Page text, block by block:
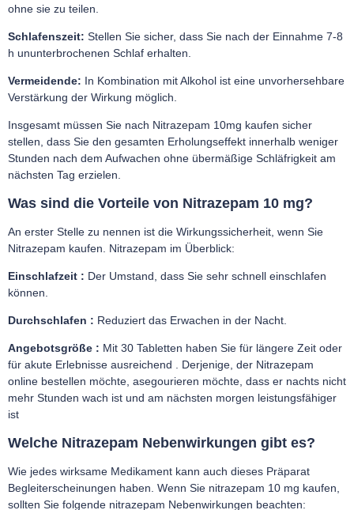
ohne sie zu teilen.
Schlafenszeit: Stellen Sie sicher, dass Sie nach der Einnahme 7-8
h ununterbrochenen Schlaf erhalten.
Vermeidende: In Kombination mit Alkohol ist eine unvorhersehbare
Verstärkung der Wirkung möglich.
Insgesamt müssen Sie nach Nitrazepam 10mg kaufen sicher
stellen, dass Sie den gesamten Erholungseffekt innerhalb weniger
Stunden nach dem Aufwachen ohne übermäßige Schläfrigkeit am
nächsten Tag erzielen.
Was sind die Vorteile von Nitrazepam 10 mg?
An erster Stelle zu nennen ist die Wirkungssicherheit, wenn Sie
Nitrazepam kaufen. Nitrazepam im Überblick:
Einschlafzeit : Der Umstand, dass Sie sehr schnell einschlafen
können.
Durchschlafen : Reduziert das Erwachen in der Nacht.
Angebotsgröße : Mit 30 Tabletten haben Sie für längere Zeit oder
für akute Erlebnisse ausreichend . Derjenige, der Nitrazepam
online bestellen möchte, asegourieren möchte, dass er nachts nicht
mehr Stunden wach ist und am nächsten morgen leistungsfähiger
ist
Welche Nitrazepam Nebenwirkungen gibt es?
Wie jedes wirksame Medikament kann auch dieses Präparat
Begleiterscheinungen haben. Wenn Sie nitrazepam 10 mg kaufen,
sollten Sie folgende nitrazepam Nebenwirkungen beachten: